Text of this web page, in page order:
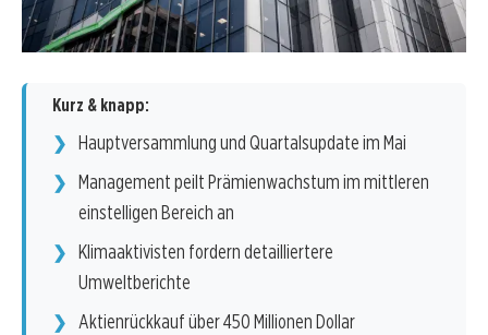
Kurz & knapp:
Hauptversammlung und Quartalsupdate im Mai
Management peilt Prämienwachstum im mittleren
einstelligen Bereich an
Klimaaktivisten fordern detailliertere
Umweltberichte
Aktienrückkauf über 450 Millionen Dollar